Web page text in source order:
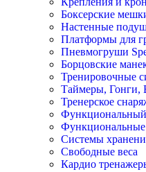
Боксерские
Настенные
Платформы для
Пневмогруши
Борцовские
Тренировочные
Таймеры, Гонги,
Тренерское
Функциональный
Системы
Свободные веса
Кардио